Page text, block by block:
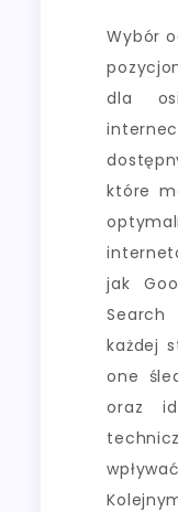
Wybór
dla
które
jak
każdej
one
oraz